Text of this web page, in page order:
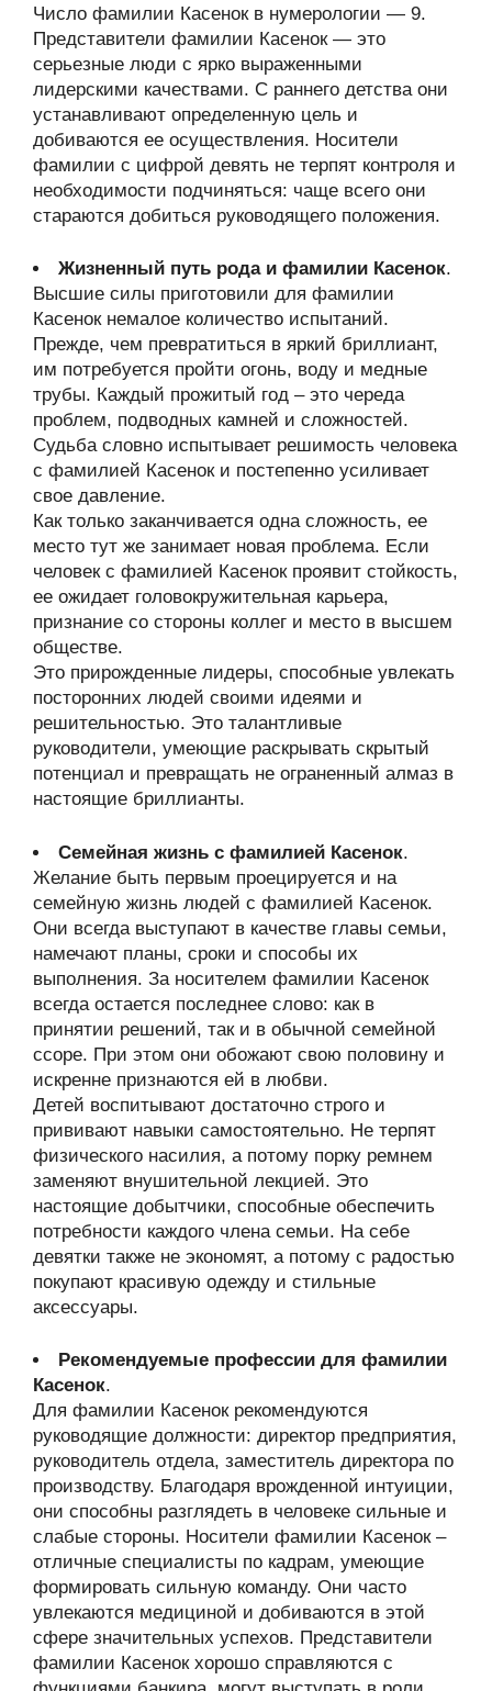
Число фамилии Касенок в нумерологии — 9.
Представители фамилии Касенок — это
серьезные люди с ярко выраженными
лидерскими качествами. С раннего детства они
устанавливают определенную цель и
добиваются ее осуществления. Носители
фамилии с цифрой девять не терпят контроля и
необходимости подчиняться: чаще всего они
стараются добиться руководящего положения.
Жизненный путь рода и фамилии Касенок.
Высшие силы приготовили для фамилии
Касенок немалое количество испытаний.
Прежде, чем превратиться в яркий бриллиант,
им потребуется пройти огонь, воду и медные
трубы. Каждый прожитый год – это череда
проблем, подводных камней и сложностей.
Судьба словно испытывает решимость человека
с фамилией Касенок и постепенно усиливает
свое давление.
Как только заканчивается одна сложность, ее
место тут же занимает новая проблема. Если
человек с фамилией Касенок проявит стойкость,
ее ожидает головокружительная карьера,
признание со стороны коллег и место в высшем
обществе.
Это прирожденные лидеры, способные увлекать
посторонних людей своими идеями и
решительностью. Это талантливые
руководители, умеющие раскрывать скрытый
потенциал и превращать не ограненный алмаз в
настоящие бриллианты.
Семейная жизнь с фамилией Касенок.
Желание быть первым проецируется и на
семейную жизнь людей с фамилией Касенок.
Они всегда выступают в качестве главы семьи,
намечают планы, сроки и способы их
выполнения. За носителем фамилии Касенок
всегда остается последнее слово: как в
принятии решений, так и в обычной семейной
ссоре. При этом они обожают свою половину и
искренне признаются ей в любви.
Детей воспитывают достаточно строго и
прививают навыки самостоятельно. Не терпят
физического насилия, а потому порку ремнем
заменяют внушительной лекцией. Это
настоящие добытчики, способные обеспечить
потребности каждого члена семьи. На себе
девятки также не экономят, а потому с радостью
покупают красивую одежду и стильные
аксессуары.
Рекомендуемые профессии для фамилии
Касенок.
Для фамилии Касенок рекомендуются
руководящие должности: директор предприятия,
руководитель отдела, заместитель директора по
производству. Благодаря врожденной интуиции,
они способны разглядеть в человеке сильные и
слабые стороны. Носители фамилии Касенок –
отличные специалисты по кадрам, умеющие
формировать сильную команду. Они часто
увлекаются медициной и добиваются в этой
сфере значительных успехов. Представители
фамилии Касенок хорошо справляются с